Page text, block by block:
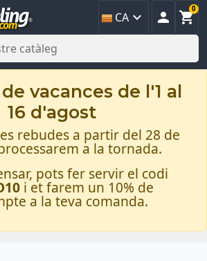
CA   
0
vacances de l'1 al
16 d'agost
rebudes a partir del 28 de
a la tornada.
pots fer servir el codi
i et farem un 10% de
a la teva comanda.